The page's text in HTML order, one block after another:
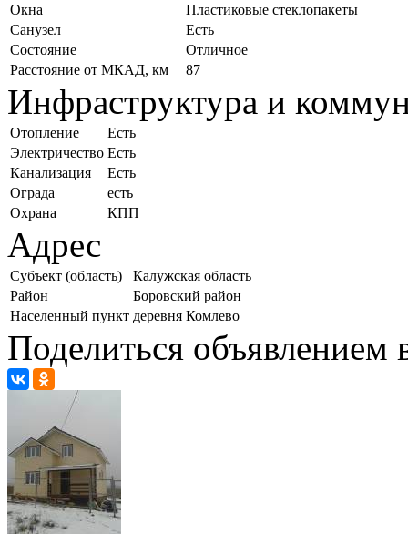
Окна
Пластиковые стеклопакеты
Санузел
Есть
Состояние
Отличное
Расстояние от МКАД, км
87
Инфраструктура и
Отопление
Есть
Электричество Есть
Канализация
Есть
Ограда
есть
Охрана
КПП
Адрес
Субъект (область)
Калужская область
Район
Боровский район
Населенный пункт деревня Комлево
Поделиться объявлением